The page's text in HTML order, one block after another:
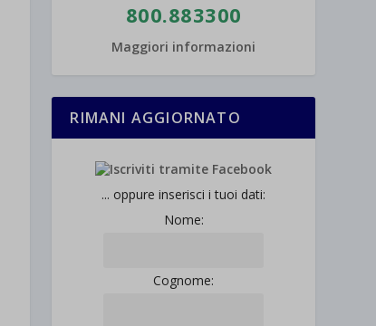
800.883300
Maggiori informazioni
RIMANI AGGIORNATO
... oppure inserisci i tuoi dati:
Nome:
Cognome: